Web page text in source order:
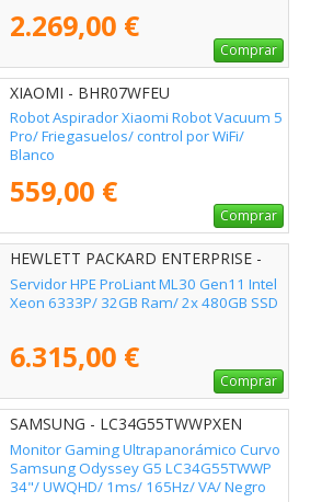
2.269,00 €
Comprar
XIAOMI - BHR07WFEU
Robot Aspirador Xiaomi Robot Vacuum 5
Pro/ Friegasuelos/ control por WiFi/
Blanco
559,00 €
Comprar
HEWLETT PACKARD ENTERPRISE -
P87458-425
Servidor HPE ProLiant ML30 Gen11 Intel
Xeon 6333P/ 32GB Ram/ 2x 480GB SSD
6.315,00 €
Comprar
SAMSUNG - LC34G55TWWPXEN
Monitor Gaming Ultrapanorámico Curvo
Samsung Odyssey G5 LC34G55TWWP
34"/ UWQHD/ 1ms/ 165Hz/ VA/ Negro